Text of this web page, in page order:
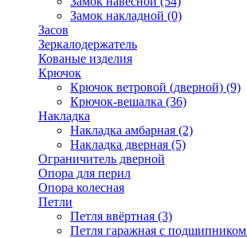
Замок накладной (0)
Засов
Зеркалодержатель
Кованые изделия
Крючок
Крючок ветровой (дверной) (9)
Крючок-вешалка (36)
Накладка
Накладка амбарная (2)
Накладка дверная (5)
Ограничитель дверной
Опора для перил
Опора колесная
Петли
Петля ввёртная (3)
Петля гаражная с подшипником